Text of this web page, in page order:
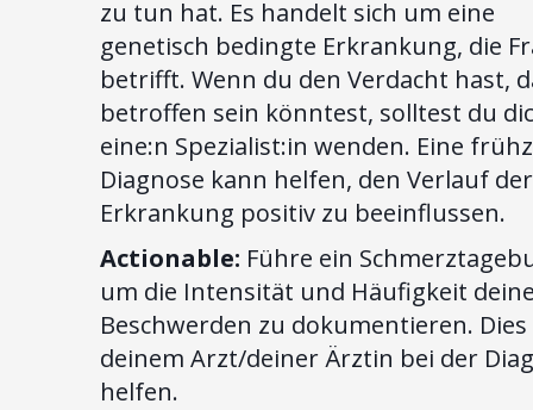
zu tun hat. Es handelt sich um eine
genetisch bedingte Erkrankung, die
betrifft. Wenn du den Verdacht hast,
betroffen sein könntest, solltest du
eine:n Spezialist:in wenden. Eine
Diagnose kann helfen, den Verlauf der
Erkrankung positiv zu beeinflussen.
Actionable: Führe ein
um die Intensität und Häufigkeit
Beschwerden zu dokumentieren.
deinem Arzt/deiner Ärztin bei der
helfen.